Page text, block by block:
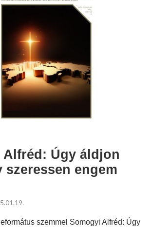
Alfréd: Úgy áldjon
szeressen engem
szemmel Somogyi Alfréd: Úgy